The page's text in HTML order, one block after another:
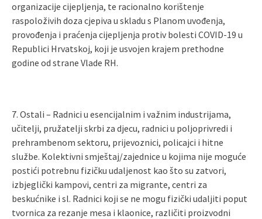
organizacije cijepljenja, te racionalno korištenje
raspoloživih doza cjepiva u skladu s Planom uvođenja,
provođenja i praćenja cijepljenja protiv bolesti COVID-19 u
Republici Hrvatskoj, koji je usvojen krajem prethodne
godine od strane Vlade RH.
7. Ostali – Radnici u esencijalnim i važnim industrijama,
učitelji, pružatelji skrbi za djecu, radnici u poljoprivredi i
prehrambenom sektoru, prijevoznici, policajci i hitne
službe. Kolektivni smještaj/zajednice u kojima nije moguće
postići potrebnu fizičku udaljenost kao što su zatvori,
izbjeglički kampovi, centri za migrante, centri za
beskućnike i sl. Radnici koji se ne mogu fizički udaljiti poput
tvornica za rezanje mesa i klaonice, različiti proizvodni